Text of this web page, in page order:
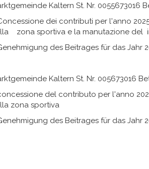
Kaltern St. Nr. 0055673016
dei contributi per l'anno
zona sportiva e la manutazione del
des Beitrages für das Jahr
Kaltern St. Nr. 005673016
del contributo per l'anno
zona sportiva
des Beitrages für das Jahr